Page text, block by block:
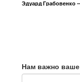
Эдуард Грабовенко
Нам важно